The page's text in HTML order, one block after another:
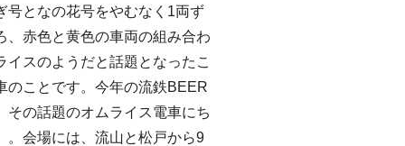
号となの花号をやむなく1両ず
、赤色と黄色の車両の組み合わ
イスのようだと話題となったこ
のことです。今年の流鉄BEER
その話題のオムライス電車にち
。会場には、流山と松戸から9